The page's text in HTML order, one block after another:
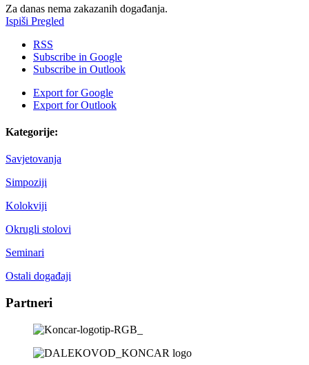
Za danas nema zakazanih događanja.
Ispiši Pregled
RSS
Subscribe in Google
Subscribe in Outlook
Export forGoogle
Export forOutlook
Kategorije:
Savjetovanja
Simpoziji
Kolokviji
Okrugli stolovi
Seminari
Ostali događaji
Partneri